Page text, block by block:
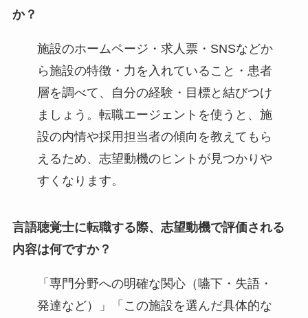
か？
施設のホームページ・求人票・SNSなどか
ら施設の特徴・力を入れていること・患者
層を調べて、自分の経験・目標と結びつけ
ましょう。転職エージェントを使うと、施
設の内情や採用担当者の傾向を教えてもら
えるため、志望動機のヒントが見つかりや
すくなります。
言語聴覚士に転職する際、志望動機で評価される
内容は何ですか？
「専門分野への明確な関心（嚥下・失語・
発達など）」「この施設を選んだ具体的な